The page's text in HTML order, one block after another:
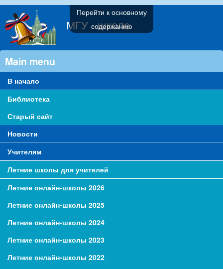
Перейти к основному
содержанию
МГУ - школе
Main menu
В начало
Библиотека
Старый сайт
Новости
Учителям
Летние школы для учителей
Летние онлайн-школы 2026
Летние онлайн-школы 2025
Летние онлайн-школы 2024
Летние онлайн-школы 2023
Летние онлайн-школы 2022